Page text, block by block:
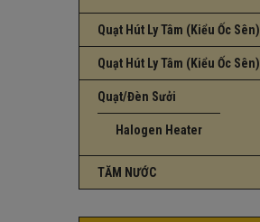
Quạt Hút Ly Tâm (Kiểu Ốc Sên)
Quạt Hút Ly Tâm (Kiểu Ốc Sên)
Quạt/Đèn Sưởi
Halogen Heater
TĂM NƯỚC